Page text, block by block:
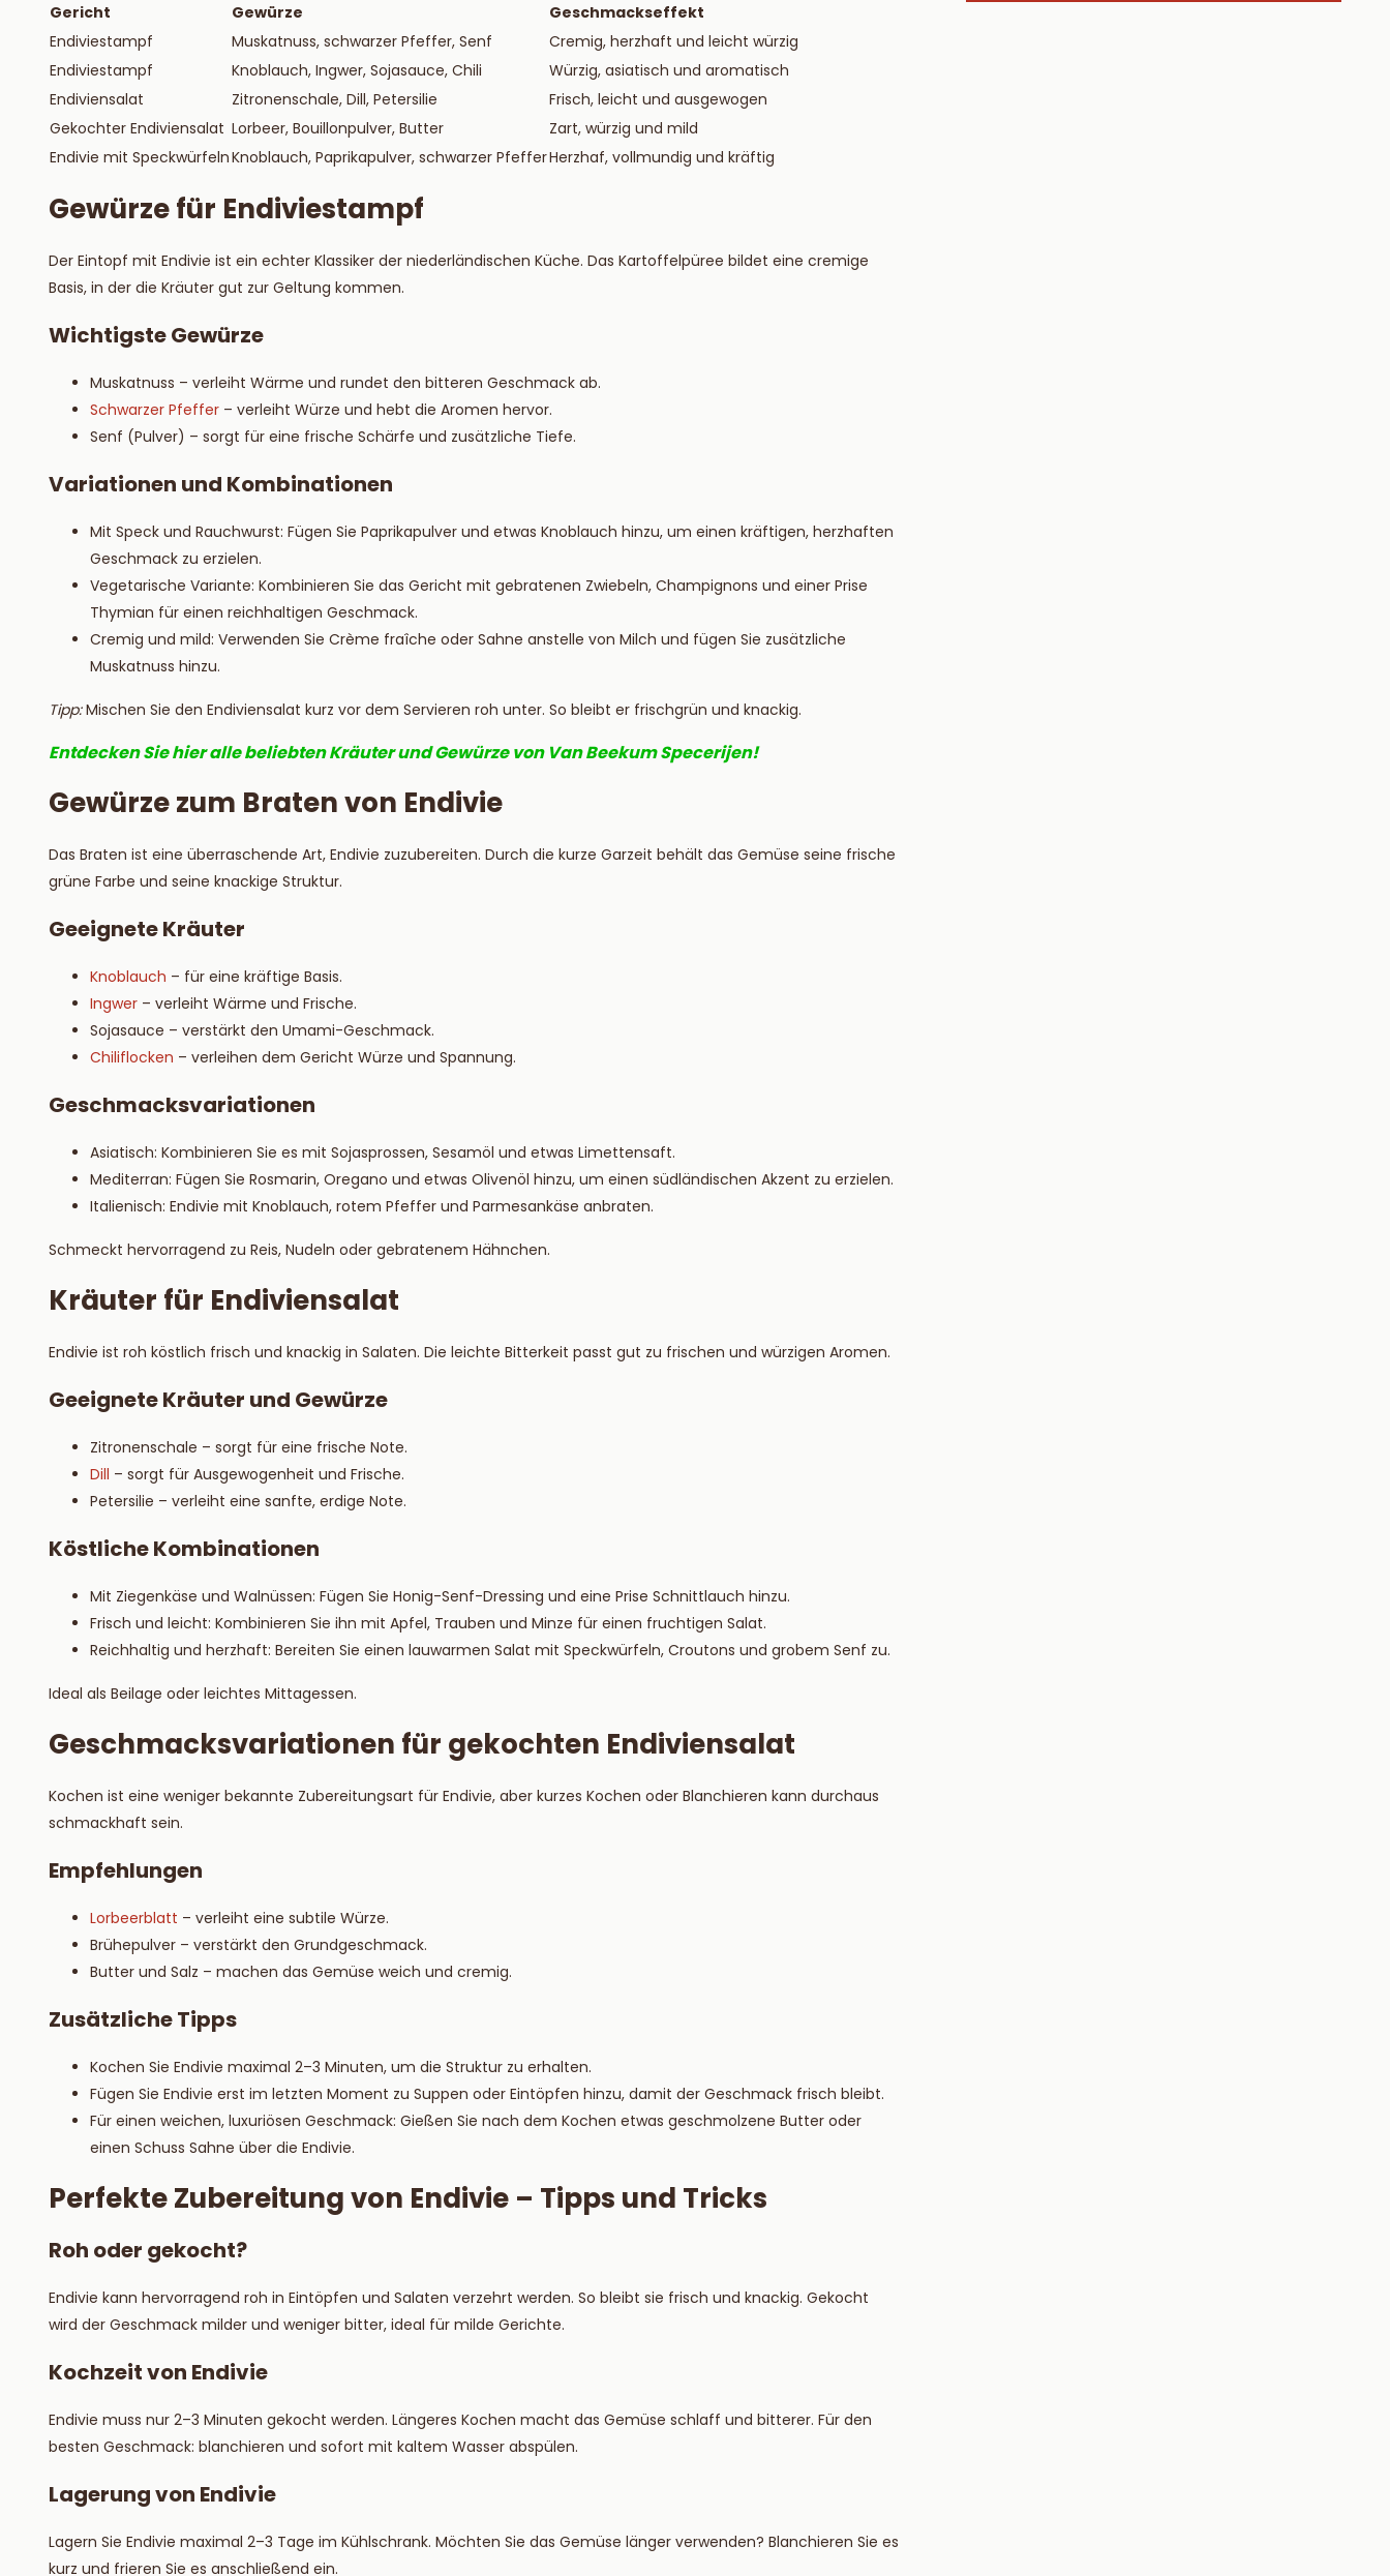
Gericht Gewürze
Geschmackseffekt
Endiviestampf
Muskatnuss, schwarzer Pfeffer, Senf
Cremig, herzhaft und leicht würzig
Endiviestampf
Knoblauch, Ingwer, Sojasauce, Chili
Würzig, asiatisch und aromatisch
Endiviensalat
Zitronenschale, Dill, Petersilie
Frisch, leicht und ausgewogen
Gekochter Endiviensalat Lorbeer, Bouillonpulver, Butter
Zart, würzig und mild
Endivie mit SpeckwürfelnKnoblauch, Paprikapulver, schwarzer PfefferHerzhaf, vollmundig und kräftig
Gewürze für Endiviestampf
Der Eintopf mit Endivie ist ein echter Klassiker der niederländischen Küche. Das Kartoffelpüree bildet eine cremige
Basis, in der die Kräuter gut zur Geltung kommen.
Wichtigste Gewürze
Muskatnuss – verleiht Wärme und rundet den bitteren Geschmack ab.
Schwarzer Pfeffer – verleiht Würze und hebt die Aromen hervor.
Senf (Pulver) – sorgt für eine frische Schärfe und zusätzliche Tiefe.
Variationen und Kombinationen
Mit Speck und Rauchwurst: Fügen Sie Paprikapulver und etwas Knoblauch hinzu, um einen kräftigen, herzhaften
Geschmack zu erzielen.
Vegetarische Variante: Kombinieren Sie das Gericht mit gebratenen Zwiebeln, Champignons und einer Prise
Thymian für einen reichhaltigen Geschmack.
Cremig und mild: Verwenden Sie Crème fraîche oder Sahne anstelle von Milch und fügen Sie zusätzliche
Muskatnuss hinzu.
Tipp:Mischen Sie den Endiviensalat kurz vor dem Servieren roh unter. So bleibt er frischgrün und knackig.
Entdecken Sie hier alle beliebten Kräuter und Gewürze von Van Beekum Specerijen!
Gewürze zum Braten von Endivie
Das Braten ist eine überraschende Art, Endivie zuzubereiten. Durch die kurze Garzeit behält das Gemüse seine frische
grüne Farbe und seine knackige Struktur.
Geeignete Kräuter
Knoblauch – für eine kräftige Basis.
Ingwer – verleiht Wärme und Frische.
Sojasauce – verstärkt den Umami-Geschmack.
Chiliflocken – verleihen dem Gericht Würze und Spannung.
Geschmacksvariationen
Asiatisch: Kombinieren Sie es mit Sojasprossen, Sesamöl und etwas Limettensaft.
Mediterran: Fügen Sie Rosmarin, Oregano und etwas Olivenöl hinzu, um einen südländischen Akzent zu erzielen.
Italienisch: Endivie mit Knoblauch, rotem Pfeffer und Parmesankäse anbraten.
Schmeckt hervorragend zu Reis, Nudeln oder gebratenem Hähnchen.
Kräuter für Endiviensalat
Endivie ist roh köstlich frisch und knackig in Salaten. Die leichte Bitterkeit passt gut zu frischen und würzigen Aromen.
Geeignete Kräuter und Gewürze
Zitronenschale – sorgt für eine frische Note.
Dill – sorgt für Ausgewogenheit und Frische.
Petersilie – verleiht eine sanfte, erdige Note.
Köstliche Kombinationen
Mit Ziegenkäse und Walnüssen: Fügen Sie Honig-Senf-Dressing und eine Prise Schnittlauch hinzu.
Frisch und leicht: Kombinieren Sie ihn mit Apfel, Trauben und Minze für einen fruchtigen Salat.
Reichhaltig und herzhaft: Bereiten Sie einen lauwarmen Salat mit Speckwürfeln, Croutons und grobem Senf zu.
Ideal als Beilage oder leichtes Mittagessen.
Geschmacksvariationen für gekochten Endiviensalat
Kochen ist eine weniger bekannte Zubereitungsart für Endivie, aber kurzes Kochen oder Blanchieren kann durchaus
schmackhaft sein.
Empfehlungen
Lorbeerblatt – verleiht eine subtile Würze.
Brühepulver – verstärkt den Grundgeschmack.
Butter und Salz – machen das Gemüse weich und cremig.
Zusätzliche Tipps
Kochen Sie Endivie maximal 2–3 Minuten, um die Struktur zu erhalten.
Fügen Sie Endivie erst im letzten Moment zu Suppen oder Eintöpfen hinzu, damit der Geschmack frisch bleibt.
Für einen weichen, luxuriösen Geschmack: Gießen Sie nach dem Kochen etwas geschmolzene Butter oder
einen Schuss Sahne über die Endivie.
Perfekte Zubereitung von Endivie – Tipps und Tricks
Roh oder gekocht?
Endivie kann hervorragend roh in Eintöpfen und Salaten verzehrt werden. So bleibt sie frisch und knackig. Gekocht
wird der Geschmack milder und weniger bitter, ideal für milde Gerichte.
Kochzeit von Endivie
Endivie muss nur 2–3 Minuten gekocht werden. Längeres Kochen macht das Gemüse schlaff und bitterer. Für den
besten Geschmack: blanchieren und sofort mit kaltem Wasser abspülen.
Lagerung von Endivie
Lagern Sie Endivie maximal 2–3 Tage im Kühlschrank. Möchten Sie das Gemüse länger verwenden? Blanchieren Sie es
kurz und frieren Sie es anschließend ein.